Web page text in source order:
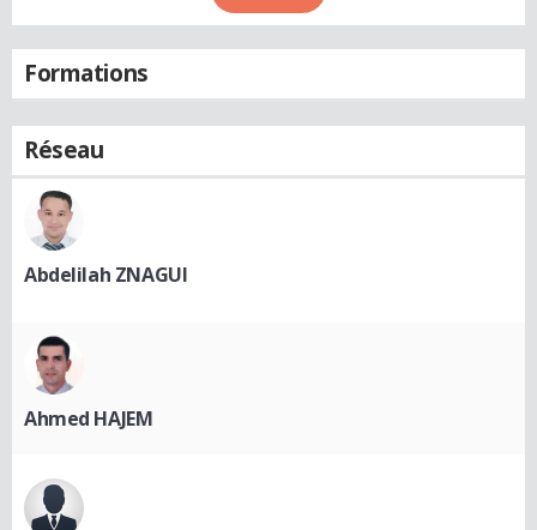
Formations
Réseau
Abdelilah ZNAGUI
Ahmed HAJEM